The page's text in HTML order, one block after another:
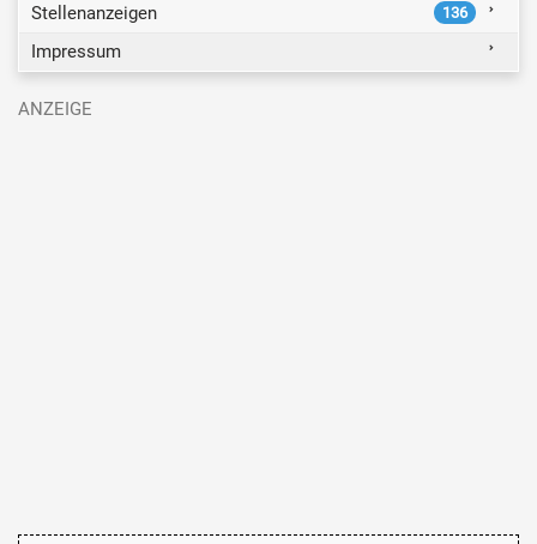
Stellenanzeigen
136
Impressum